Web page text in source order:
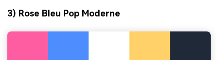
3) Rose Bleu Pop Moderne